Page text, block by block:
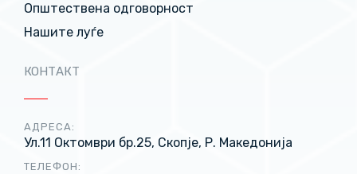
Општествена одговорност
Нашите луѓе
КОНТАКТ
АДРЕСА:
Ул.11 Октомври бр.25, Скопје, Р. Македонија
ТЕЛЕФОН: